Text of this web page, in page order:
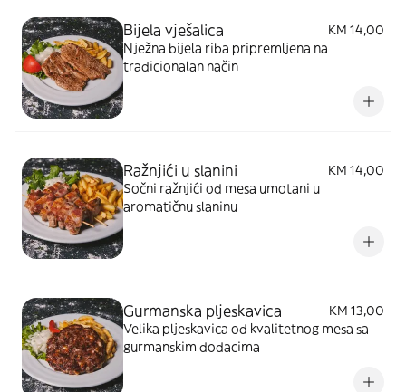
Bijela vješalica
KM 14,00
Nježna bijela riba pripremljena na
tradicionalan način
Ražnjići u slanini
KM 14,00
Sočni ražnjići od mesa umotani u
aromatičnu slaninu
Gurmanska pljeskavica
KM 13,00
Velika pljeskavica od kvalitetnog mesa sa
gurmanskim dodacima